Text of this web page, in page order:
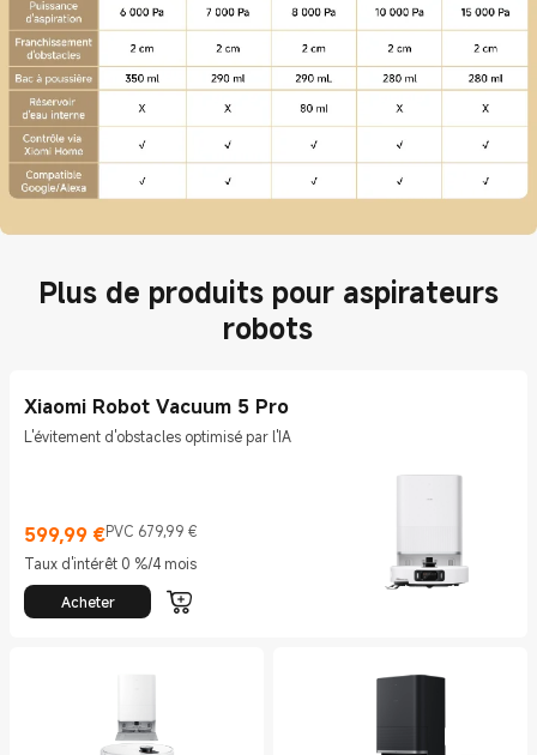
Plus de produits pour aspirateurs
robots
Xiaomi Robot Vacuum 5 Pro
L'évitement d'obstacles optimisé par l'IA
599,99 €
Current Price €599.99
PVC 679,99 €
Prix de vente 679,99 €
Taux d'intérêt 0 %/4 mois
Acheter